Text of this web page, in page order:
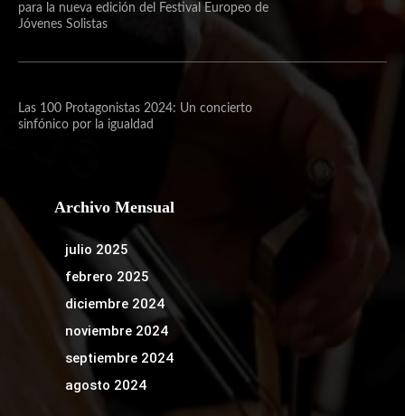
para la nueva edición del Festival Europeo de
Jóvenes Solistas
Las 100 Protagonistas 2024: Un concierto
sinfónico por la igualdad
Archivo Mensual
julio 2025
febrero 2025
diciembre 2024
noviembre 2024
septiembre 2024
agosto 2024